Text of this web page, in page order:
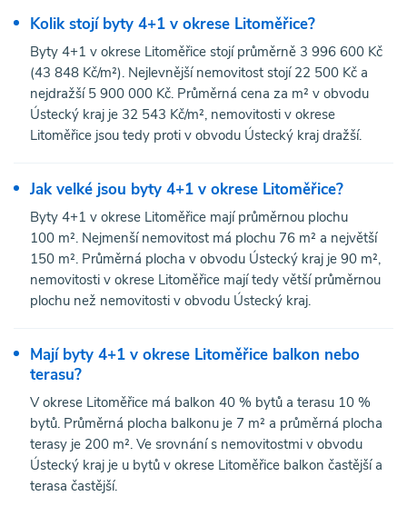
Kolik stojí byty 4+1 v okrese Litoměřice?
Byty 4+1 v okrese Litoměřice stojí průměrně 3 996 600 Kč
(43 848 Kč/m²). Nejlevnější nemovitost stojí 22 500 Kč a
nejdražší 5 900 000 Kč. Průměrná cena za m² v obvodu
Ústecký kraj je 32 543 Kč/m², nemovitosti v okrese
Litoměřice jsou tedy proti v obvodu Ústecký kraj dražší.
Jak velké jsou byty 4+1 v okrese Litoměřice?
Byty 4+1 v okrese Litoměřice mají průměrnou plochu
100 m². Nejmenší nemovitost má plochu 76 m² a největší
150 m². Průměrná plocha v obvodu Ústecký kraj je 90 m²,
nemovitosti v okrese Litoměřice mají tedy větší průměrnou
plochu než nemovitosti v obvodu Ústecký kraj.
Mají byty 4+1 v okrese Litoměřice balkon nebo
terasu?
V okrese Litoměřice má balkon 40 % bytů a terasu 10 %
bytů. Průměrná plocha balkonu je 7 m² a průměrná plocha
terasy je 200 m². Ve srovnání s nemovitostmi v obvodu
Ústecký kraj je u bytů v okrese Litoměřice balkon častější a
terasa častější.